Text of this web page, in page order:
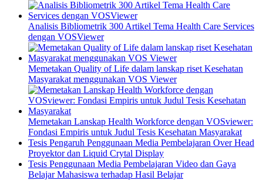
Analisis Bibliometrik 300 Artikel Tema Health Care Services
dengan VOSViewer
Memetakan Quality of Life dalam lanskap riset Kesehatan
Masyarakat menggunakan VOS Viewer
Memetakan Lanskap Health Workforce dengan VOSviewer:
Fondasi Empiris untuk Judul Tesis Kesehatan Masyarakat
Tesis Pengaruh Penggunaan Media Pembelajaran Over Head
Proyektor dan Liquid Crytal Display
Tesis Penggunaan Media Pembelajaran Video dan Gaya
Belajar Mahasiswa terhadap Hasil Belajar